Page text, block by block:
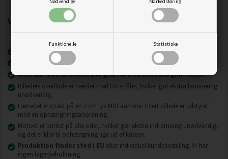
Funktionelle Statistiske
Vigtigste produktegenskaber:
Nyeste printteknologi
Billeder på lærred er modstandsdygtige over for slid, ridser og snavs.
Materiale - højeste kvalitet240 g/m lærred eller 130 g/m fleece.
Billedets overflade er hærdet med UV-stråler, hvilket gør ekstra laminering
unødvendig.
Lærredet er strakt på en 2 cm tyk MDF-ramme. Hvert billede er udstyret
med en ophængningsanordning.
Motivet er printet på alle sider, hvilket gør ekstra indramning unødvendig,
og det er klar til ophængning lige ud af kassen.
Produktion finder sted i EU efter individuel kundebestilling. Vi har
ingen lagerbeholdning.